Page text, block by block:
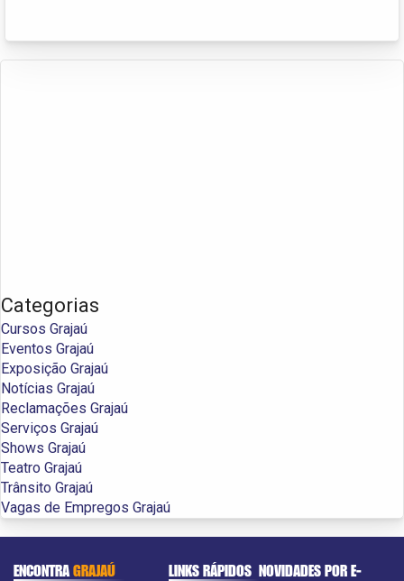
Categorias
Cursos Grajaú
Eventos Grajaú
Exposição Grajaú
Notícias Grajaú
Reclamações Grajaú
Serviços Grajaú
Shows Grajaú
Teatro Grajaú
Trânsito Grajaú
Vagas de Empregos Grajaú
ENCONTRAGRAJAÚ LINKS RÁPIDOS NOVIDADES POR E-